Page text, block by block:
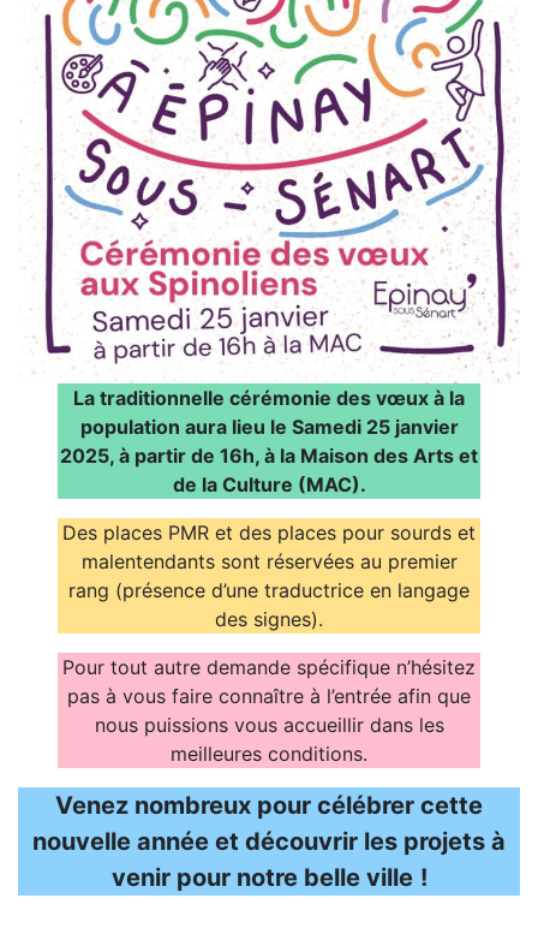
La traditionnelle cérémonie des vœux à la
population aura lieu le Samedi 25 janvier
2025, à partir de 16h, à la Maison des Arts et
de la Culture (MAC).
Des places PMR et des places pour sourds et
malentendants sont réservées au premier
rang (présence d’une traductrice en langage
des signes).
Pour tout autre demande spécifique n’hésitez
pas à vous faire connaître à l’entrée afin que
nous puissions vous accueillir dans les
meilleures conditions.
Venez nombreux pour célébrer cette
nouvelle année et découvrir les projets à
venir pour notre belle ville !